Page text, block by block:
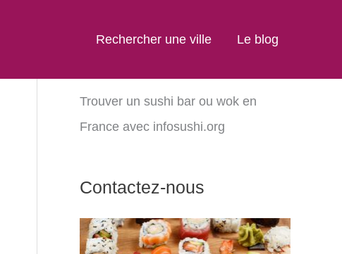
Rechercher une ville Le blog
Trouver un sushi bar ou wok en
France avec infosushi.org
Contactez-nous